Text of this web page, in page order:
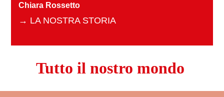
Chiara Rossetto
→ LA NOSTRA STORIA
Tutto il nostro mondo